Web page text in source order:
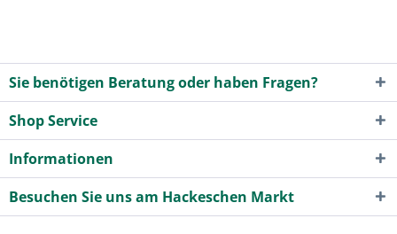
Sie benötigen Beratung oder haben Fragen?
Shop Service
Informationen
Besuchen Sie uns am Hackeschen Markt